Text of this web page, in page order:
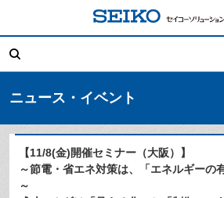
索:
ニュース・イベント
【11/8(金)開催セミナー（大阪）】
～節電・省エネ対策は、「エネルギーの
～